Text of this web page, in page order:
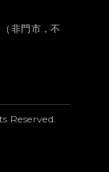
（非門市，不
Reserved.